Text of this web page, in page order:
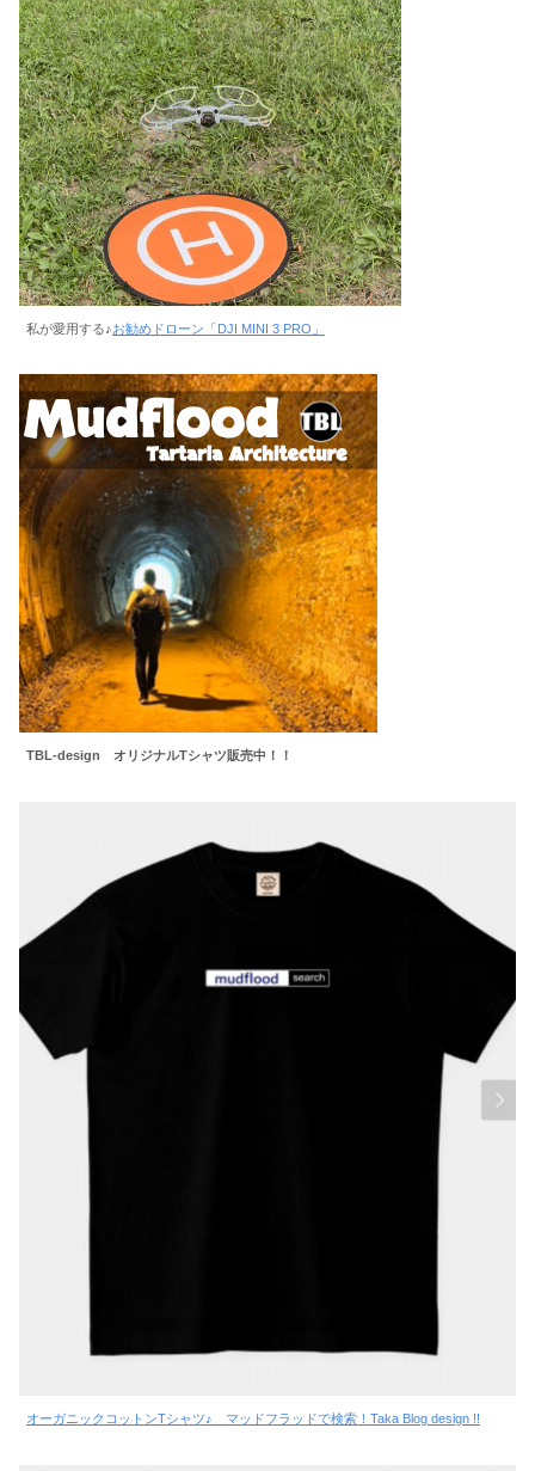
私が愛用する♪お勧めドローン「DJI MINI 3 PRO」
TBL-design オリジナルTシャツ販売中！！
オーガニックコットンTシャツ♪ マッドフラッドで検索！Taka Blog design !!